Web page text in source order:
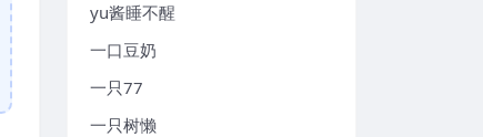
yu酱睡不醒
一口豆奶
一只77
一只树懒